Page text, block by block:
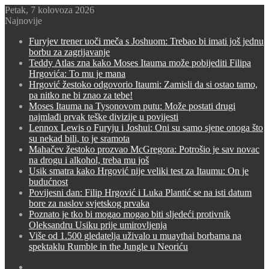
Petak, 7 kolovoza 2026
Najnovije
Furyjev trener uoči meča s Joshuom: Trebao bi imati još jednu
borbu za zagrijavanje
Teddy Atlas zna kako Moses Itauma može pobijediti Filipa
Hrgovića: To mu je mana
Hrgović žestoko odgovorio Itaumi: Zamisli da si ostao tamo,
pa nitko ne bi znao za tebe!
Moses Itauma na Tysonovom putu: Može postati drugi
najmlađi prvak teške divizije u povijesti
Lennox Lewis o Furyju i Joshui: Oni su samo sjene onoga što
su nekad bili, to je sramota
Mahačev žestoko prozvao McGregora: Potrošio je sav novac
na drogu i alkohol, treba mu još
Usik smatra kako Hrgović nije veliki test za Itaumu: On je
budućnost
Povijesni dan: Filip Hrgović i Luka Plantić se na isti datum
bore za naslov svjetskog prvaka
Poznato je tko bi mogao mogao biti sljedeći protivnik
Oleksandru Usiku prije umirovljenja
Više od 1.500 gledatelja uživalo u muaythai borbama na
spektaklu Rumble in the Jungle u Neoriću